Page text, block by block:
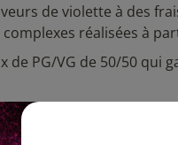
de violette à des
réalisées à
de PG/VG de 50/50